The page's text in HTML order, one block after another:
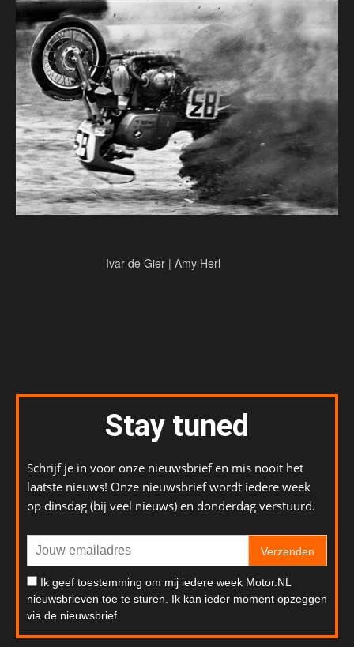
Ivar de Gier | Amy Herl
Stay tuned
Schrijf je in voor onze nieuwsbrief en mis nooit het
laatste nieuws! Onze nieuwsbrief wordt iedere week
op dinsdag (bij veel nieuws) en donderdag verstuurd.
Verzenden
Ik geef toestemming om mij iedere week Motor.NL
nieuwsbrieven toe te sturen. Ik kan ieder moment opzeggen
via de nieuwsbrief.